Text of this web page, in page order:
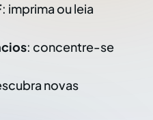
: imprima ou leia
: concentre-se
novas